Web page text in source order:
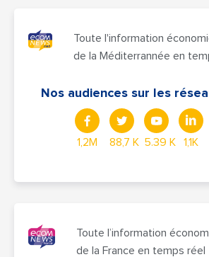
Toute l'information
de la Méditerrannée en
Nos audiences sur les
1,2M 88,7 K 5.39 K 1,1K
Toute l’information
de la France en temps réel